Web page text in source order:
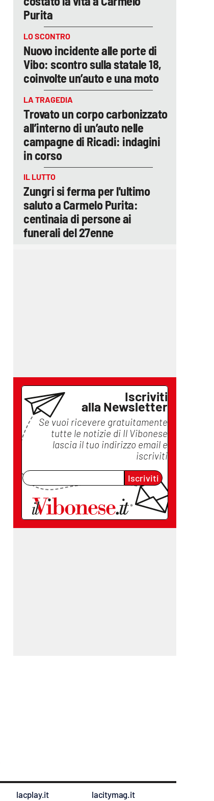
Purita
LO SCONTRO
Nuovo incidente alle porte di
Vibo: scontro sulla statale 18,
coinvolte un’auto e una moto
LA TRAGEDIA
Trovato un corpo carbonizzato
all’interno di un’auto nelle
campagne di Ricadi: indagini
in corso
IL LUTTO
Zungri si ferma per l'ultimo
saluto a Carmelo Purita:
centinaia di persone ai
funerali del 27enne
Iscriviti
alla Newsletter
Se vuoi ricevere gratuitamente
tutte le notizie di Il Vibonese
lascia il tuo indirizzo email e
iscriviti
Iscriviti
lacplay.it lacitymag.it